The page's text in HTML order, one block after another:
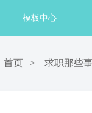
模板中心
首页 > 求职那些